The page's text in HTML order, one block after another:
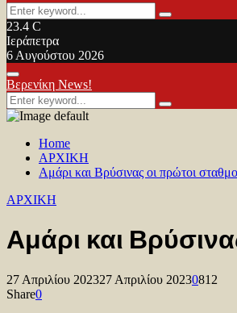
Search
for:
Search
23.4 C
Ιεράπετρα
6 Αυγούστου 2026
Facebook
Twitter
Youtube
Primary
Menu
Βερενίκη News!
Search
for:
Search
Home
ΑΡΧΙΚΗ
Αμάρι και Βρύσινας οι πρώτοι
ΑΡΧΙΚΗ
Αμάρι και
27 Απριλίου 202327 Απριλίου 20230812
Share0